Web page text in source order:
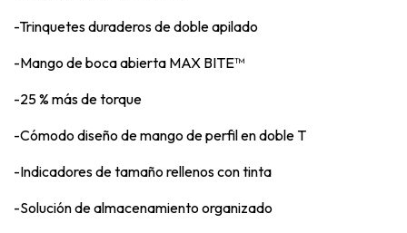
-Trinquetes duraderos de doble apilado
-Mango de boca abierta MAX BITE™
-25 % más de torque
-Cómodo diseño de mango de perfil en doble T
-Indicadores de tamaño rellenos con tinta
-Solución de almacenamiento organizado